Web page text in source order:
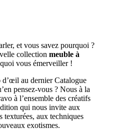
et vous savez pourquoi ?
collection meuble à
vous émerveiller !
au dernier Catalogue
pensez-vous ? Nous à la
à l’ensemble des créatifs
qui nous invite aux
texturées, aux techniques
exotismes.